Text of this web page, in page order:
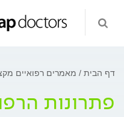
דף הבית מאמרים רפואיים
פתרונות